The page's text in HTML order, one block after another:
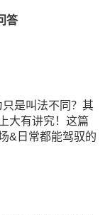
答
只是叫法不同？其
大有讲究！这篇
&日常都能驾驭的